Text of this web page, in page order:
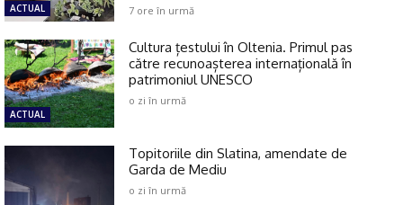
ACTUAL 7 ore în urmă
ACTUAL
Cultura țestului în Oltenia. Primul pas
către recunoașterea internațională în
patrimoniul UNESCO
o zi în urmă
Topitoriile din Slatina, amendate de
Garda de Mediu
o zi în urmă